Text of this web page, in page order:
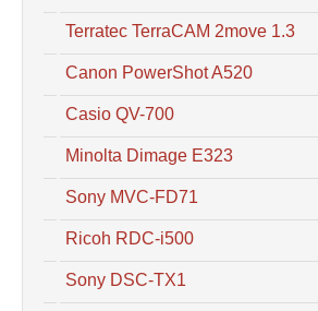
Terratec TerraCAM 2move 1.3
Canon PowerShot A520
Casio QV-700
Minolta Dimage E323
Sony MVC-FD71
Ricoh RDC-i500
Sony DSC-TX1